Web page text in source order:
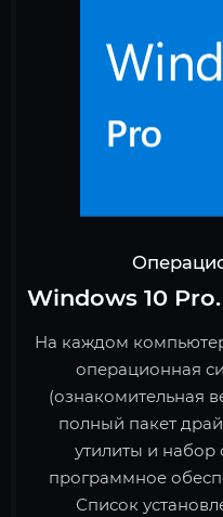
Windows 10 Pro.
На каждом
операционная
(ознакомительная
полный пакет
утилиты и
программное
Список